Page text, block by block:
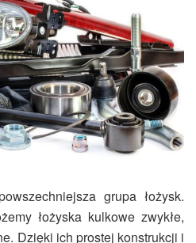
grupa łożysk.
łożyska kulkowe zwykłe,
Dzięki ich prostej konstrukcji i